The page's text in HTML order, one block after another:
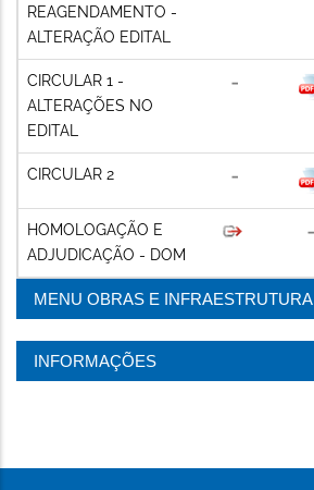
REAGENDAMENTO -
ALTERAÇÃO EDITAL
CIRCULAR 1 -
ALTERAÇÕES NO
EDITAL
CIRCULAR 2
HOMOLOGAÇÃO E
ADJUDICAÇÃO - DOM
MENU OBRAS E INFRAESTRUTURA
INFORMAÇÕES